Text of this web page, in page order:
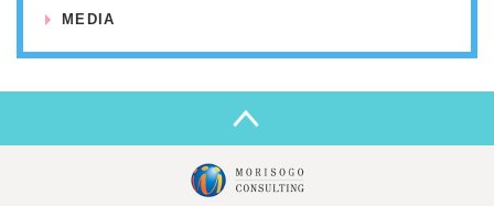
MEDIA